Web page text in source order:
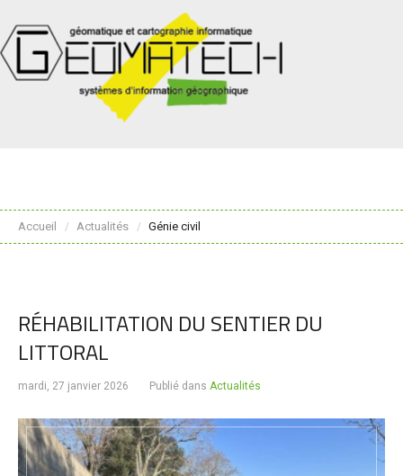
Accueil / Actualités / Génie civil
RÉHABILITATION DU SENTIER DU
LITTORAL
mardi, 27 janvier 2026 Publié dans Actualités